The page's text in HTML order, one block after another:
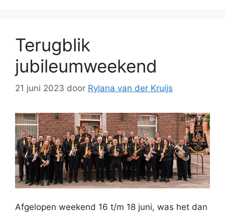
Terugblik
jubileumweekend
21 juni 2023 door Rylana van der Kruijs
Afgelopen weekend 16 t/m 18 juni, was het dan